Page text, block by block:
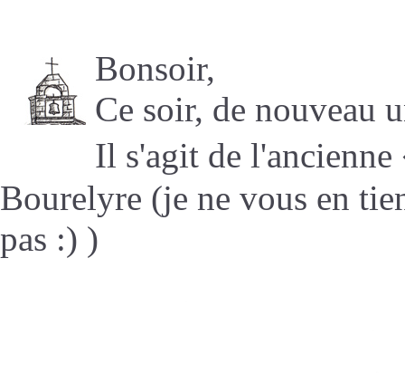
Bonsoir,
Ce soir, de nouveau
Il s'agit de
Bourelyre (je ne vous en
pas :) )